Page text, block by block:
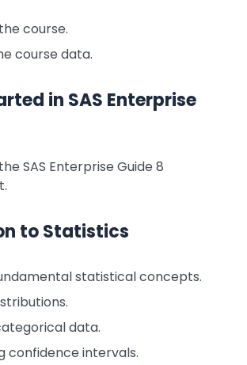
course.
course data.
in SAS Enterprise
SAS Enterprise Guide 8
to Statistics
statistical concepts.
data.
confidence intervals.